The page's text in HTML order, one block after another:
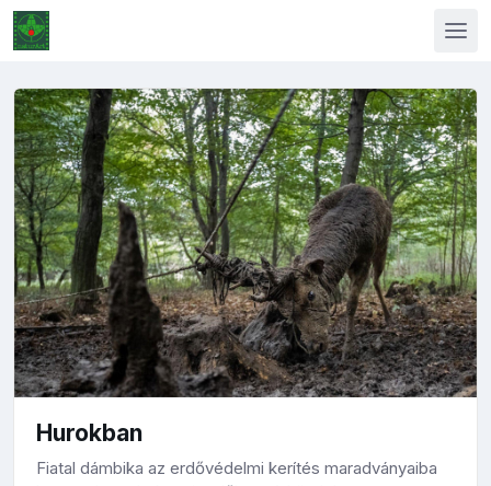
Hurokban
Fiatal dámbika az erdővédelmi kerítés maradványaiba